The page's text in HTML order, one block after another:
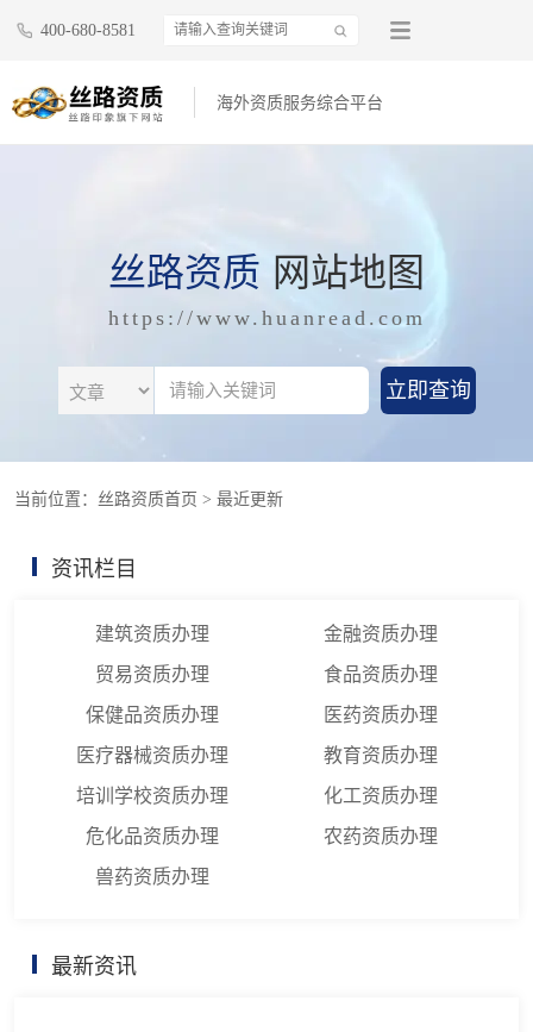
400-680-8581
海外资质服务综合平台
丝路资质 网站地图
https://www.huanread.com
立即查询
当前位置： 丝路资质首页 > 最近更新
资讯栏目
建筑资质办理
金融资质办理
贸易资质办理
食品资质办理
保健品资质办理
医药资质办理
医疗器械资质办理
教育资质办理
培训学校资质办理
化工资质办理
危化品资质办理
农药资质办理
兽药资质办理
最新资讯